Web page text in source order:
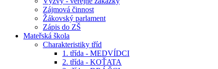
Zájmová činnost
Žákovský parlament
Zápis do ZŠ
Mateřská škola
Charakteristiky tříd
1. třída - MEDVÍDCI
2. třída - KOŤATA